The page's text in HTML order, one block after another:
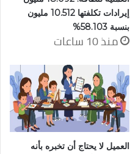
إيرادات تكلفتها 10.512 مليون
بنسبة 58.103%
منذ 10 ساعات
العميل لا يحتاج أن تخبره بأنه